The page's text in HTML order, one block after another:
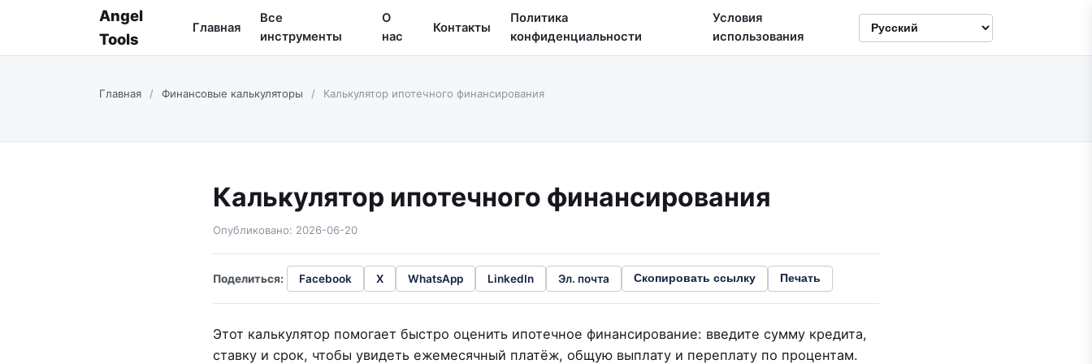
Angel
Tools
Главная
Все
инструменты
О
нас
Контакты
Политика
конфиденциальности
Условия
использования
Главная / Финансовые калькуляторы / Калькулятор ипотечного финансирования
Калькулятор ипотечного финансирования
Опубликовано: 2026-06-20
Поделиться: Facebook X WhatsApp LinkedIn Эл. почта Скопировать ссылку Печать
Этот калькулятор помогает быстро оценить ипотечное финансирование: введите сумму кредита,
ставку и срок, чтобы увидеть ежемесячный платёж, общую выплату и переплату по процентам.